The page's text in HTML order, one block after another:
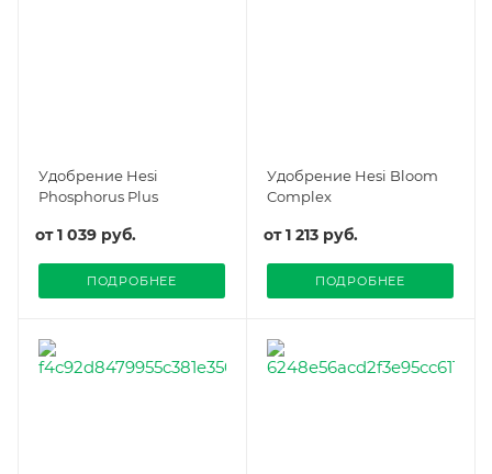
Удобрение Hesi
Phosphorus Plus
от1 039 руб.
ПОДРОБНЕЕ
Удобрение Hesi Bloom
Complex
от1 213 руб.
ПОДРОБНЕЕ